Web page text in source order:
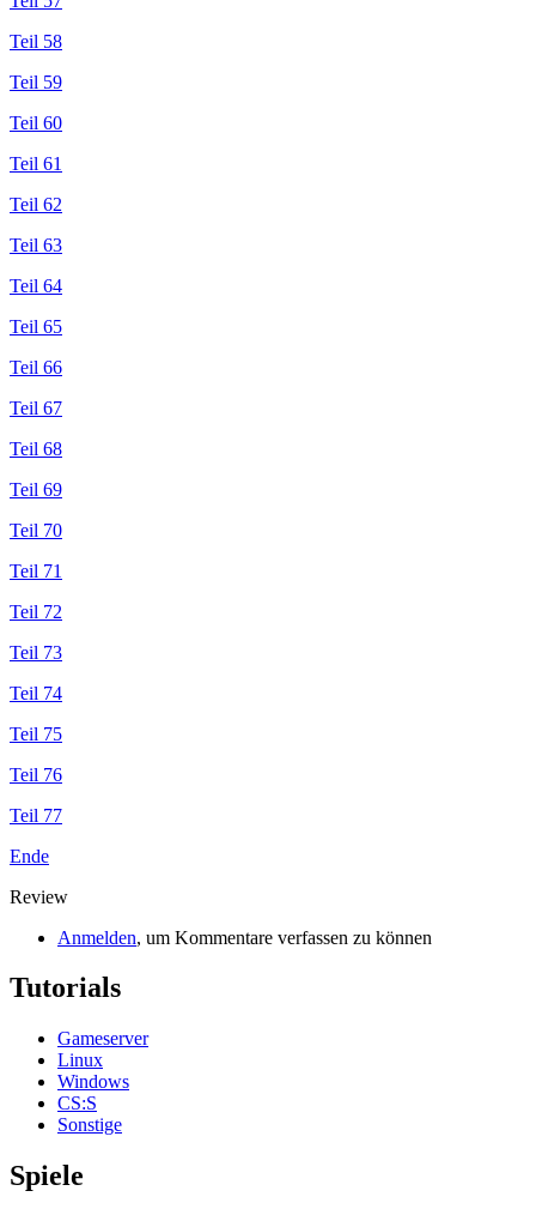
Teil 58
Teil 59
Teil 60
Teil 61
Teil 62
Teil 63
Teil 64
Teil 65
Teil 66
Teil 67
Teil 68
Teil 69
Teil 70
Teil 71
Teil 72
Teil 73
Teil 74
Teil 75
Teil 76
Teil 77
Ende
Review
Anmelden, um Kommentare verfassen zu können
Tutorials
Gameserver
Linux
Windows
CS:S
Sonstige
Spiele